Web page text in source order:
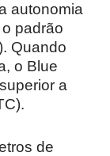
autonomia
padrão
Quando
o Blue
a
de